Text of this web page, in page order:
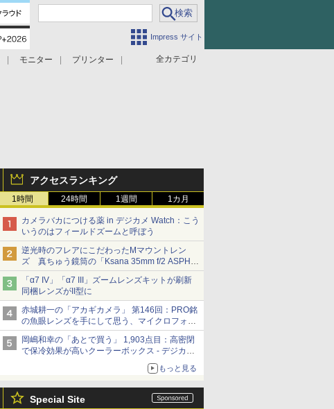
Impress サイト
全カテゴリ
モニター
プリンター
アクセスランキング
1時間 24時間 1週間 1カ月
カメラバカにつける薬 in デジカメ Watch：こう
いうのはフィールドズームと呼ぼう
逆光時のフレアにこだわったMマウントレン
ズ 真ちゅう鏡筒の「Ksana 35mm f/2 ASPH.
シルバークローム」
「α7 IV」「α7 III」ズームレンズキットが刷新
同梱レンズがII型に
赤城耕一の「アカギカメラ」 第146回：PRO銘
の魚眼レンズを手にして思う、マイクロフォー
サーズへの期待と可能性
岡嶋和幸の「あとで買う」 1,903点目：高密閉
で保冷効果が高いクーラーボックス - デジカメ
もっと見る
Special Site